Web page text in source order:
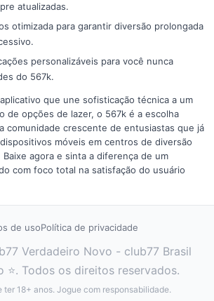
atualizadas.
otimizada para garantir diversão prolongada
personalizáveis para você nunca
do 567k.
que une sofisticação técnica a um
de opções de lazer, o 567k é a escolha
comunidade crescente de entusiastas que já
móveis em centros de diversão
agora e sinta a diferença de um
com foco total na satisfação do usuário
de usoPolítica de privacidade
Verdadeiro Novo - club77 Brasil
⭐. Todos os direitos reservados.
ter 18+ anos. Jogue com responsabilidade.